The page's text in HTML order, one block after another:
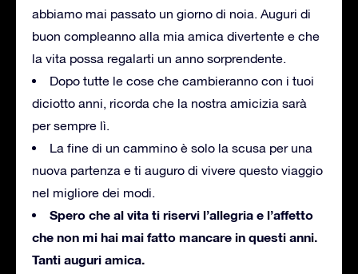
abbiamo mai passato un giorno di noia. Auguri di
buon compleanno alla mia amica divertente e che
la vita possa regalarti un anno sorprendente.
Dopo tutte le cose che cambieranno con i tuoi
diciotto anni, ricorda che la nostra amicizia sarà
per sempre lì.
La fine di un cammino è solo la scusa per una
nuova partenza e ti auguro di vivere questo viaggio
nel migliore dei modi.
Spero che al vita ti riservi l’allegria e l’affetto
che non mi hai mai fatto mancare in questi anni.
Tanti auguri amica.